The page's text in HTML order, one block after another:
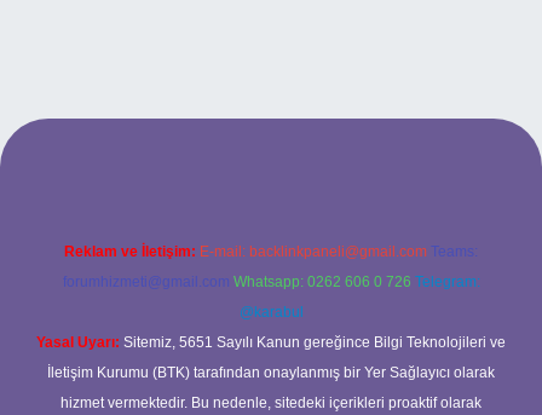
opera bet giriş
Reklam ve İletişim: E-mail: backlinkpaneli@gmail.com Teams:
forumhizmeti@gmail.com Whatsapp: 0262 606 0 726 Telegram:
@karabul
Yasal Uyarı: Sitemiz, 5651 Sayılı Kanun gereğince Bilgi Teknolojileri ve
İletişim Kurumu (BTK) tarafından onaylanmış bir Yer Sağlayıcı olarak
hizmet vermektedir. Bu nedenle, sitedeki içerikleri proaktif olarak